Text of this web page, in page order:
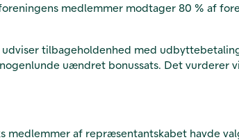
medlemmer modtager 80 % af
tilbageholdenhed med
uændret bonussats. Det vurderer
af repræsentantskabet havde